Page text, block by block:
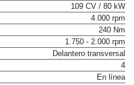
109 CV / 80 kW
4.000 rpm
240 Nm
1.750 - 2.000 rpm
Delantero transversal
4
En línea